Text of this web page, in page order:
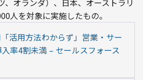
、オランダ）、日本、オーストラリ
人を対象に実施したもの。
活用方法わからず」営業・サー
率4割未満 – セールスフォース